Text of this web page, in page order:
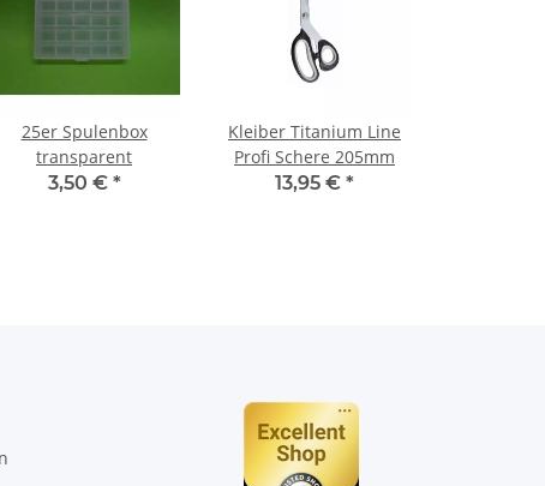
25er Spulenbox
transparent
3,50 € *
Kleiber Titanium Line
Profi Schere 205mm
13,95 € *